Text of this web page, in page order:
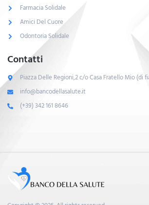
Farmacia Solidale
Amici Del Cuore
Odontoria Solidale
Contatti
Piazza Delle Regioni,2 c/o Casa Fratello Mio (di
info@bancodellasalute.it
(+39) 342 161 8646